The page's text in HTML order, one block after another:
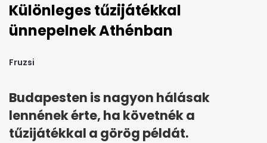
Különleges tűzijátékkal
ünnepelnek Athénban
Fruzsi
Budapesten is nagyon hálásak
lennének érte, ha követnék a
tűzijátékkal a görög példát.